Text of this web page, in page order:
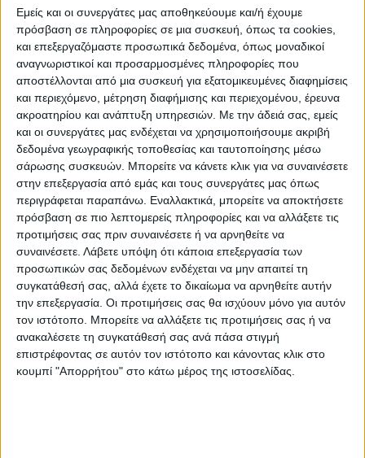
Εμείς και οι συνεργάτες μας αποθηκεύουμε και/ή έχουμε
πρόσβαση σε πληροφορίες σε μια συσκευή, όπως τα cookies,
και επεξεργαζόμαστε προσωπικά δεδομένα, όπως μοναδικοί
αναγνωριστικοί και προσαρμοσμένες πληροφορίες που
αποστέλλονται από μια συσκευή για εξατομικευμένες διαφημίσεις
και περιεχόμενο, μέτρηση διαφήμισης και περιεχομένου, έρευνα
ακροατηρίου και ανάπτυξη υπηρεσιών. Με την άδειά σας, εμείς
και οι συνεργάτες μας ενδέχεται να χρησιμοποιήσουμε ακριβή
δεδομένα γεωγραφικής τοποθεσίας και ταυτοποίησης μέσω
σάρωσης συσκευών. Μπορείτε να κάνετε κλικ για να συναινέσετε
στην επεξεργασία από εμάς και τους συνεργάτες μας όπως
περιγράφεται παραπάνω. Εναλλακτικά, μπορείτε να αποκτήσετε
πρόσβαση σε πιο λεπτομερείς πληροφορίες και να αλλάξετε τις
προτιμήσεις σας πριν συναινέσετε ή να αρνηθείτε να
συναινέσετε. Λάβετε υπόψη ότι κάποια επεξεργασία των
προσωπικών σας δεδομένων ενδέχεται να μην απαιτεί τη
συγκατάθεσή σας, αλλά έχετε το δικαίωμα να αρνηθείτε αυτήν
την επεξεργασία. Οι προτιμήσεις σας θα ισχύουν μόνο για αυτόν
τον ιστότοπο. Μπορείτε να αλλάξετε τις προτιμήσεις σας ή να
ανακαλέσετε τη συγκατάθεσή σας ανά πάσα στιγμή
επιστρέφοντας σε αυτόν τον ιστότοπο και κάνοντας κλικ στο
κουμπί "Απορρήτου" στο κάτω μέρος της ιστοσελίδας.
ΑΓΩΝ στο Google News!
Όλες οι εξελίξεις στην περιοχή της
Καρδίτσας και ευρύτερα της Θεσσαλίας
ΠΡΟΗΓΟΥΜΕΝΟ ΑΡΘΡΟ
Επίτιμος διδάκτωρ του
πανεπιστημίου Θράκης ο
θρυλικός Ρεχάγκελ! - video
ΕΠΟΜΕΝΟ ΑΡΘΡΟ
Επεισόδια και διακοπές στον
τελικό Παναθηναϊκός - ΠΑΟΚ
στο ΟΑΚΑ!
ΝΕΟΣ ΑΓΩΝ
Η Αρχαιότερη Καθημερινή Πρωινή Εφημερίδα της Καρδίτσας